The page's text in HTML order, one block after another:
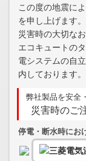
この度の地震に
を申し上げます。
災害時の大切な
エコキュートの
電システムの自
内しております
弊社製品を安全
災害時のご
停電・断水時にお